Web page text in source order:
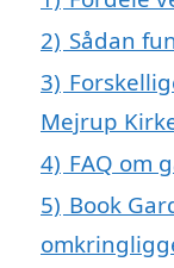
2) Sådan
3)
Mejrup
4) FAQ om
5) Book